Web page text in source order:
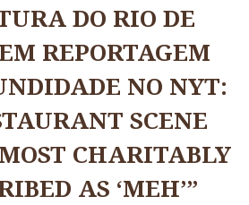
DO RIO DE
REPORTAGEM
NO NYT:
SCENE
CHARITABLY
AS ‘MEH’”